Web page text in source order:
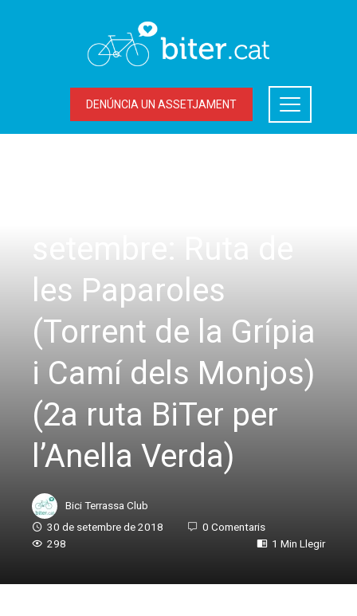
DENÚNCIA UN ASSETJAMENT
les Paparoles
(Torrent de la Grípia
i Camí dels Monjos)
(2a ruta BiTer per
l’Anella Verda)
Bici Terrassa Club
30 de setembre de 2018
0 Comentaris
298
1 Min Llegir